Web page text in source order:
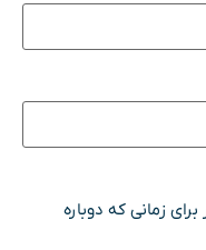
زمانی که دوباره